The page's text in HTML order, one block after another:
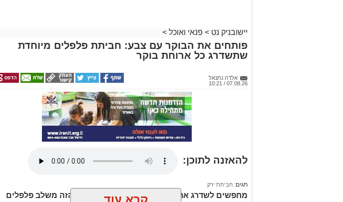
יישובניק נט > פנאי ואוכל >
פותחים את הבוקר עם צבע: חביתת פלפלים מיוחדת
שתשדרג כל ארוחת בוקר
אלדה נתנאל
07.08.26 / 10:21
להאזנה לתוכן:
תגים: חביתת ירק
מחפשים לשדרג את החביתה של הבוקר? המתכון הזה משלב פלפלים
קרא עוד